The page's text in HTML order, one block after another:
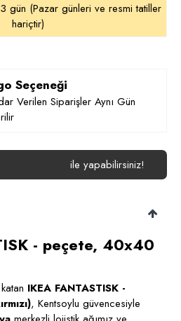
gün (Pazar günleri ve resmi tatiller
hariçtir)
Seçeneği
Verilen Siparişler Aynı Gün
ile yapabilirsiniz!
- peçete, 40x40
IKEA FANTASTISK -
, Kentsoylu güvencesiyle